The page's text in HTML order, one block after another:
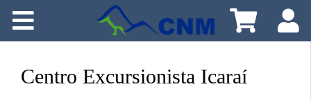
Centro Excursionista Icaraí